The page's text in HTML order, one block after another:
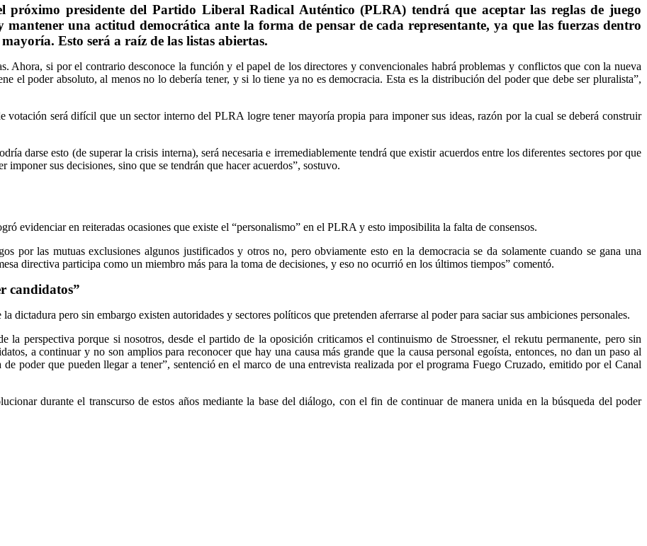
próximo presidente del Partido Liberal Radical Auténtico (PLRA) tendrá que aceptar las reglas de juego
una actitud democrática ante la forma de pensar de cada representante, ya que las fuerzas dentro
Esto será a raíz de las listas abiertas.
Ahora, si por el contrario desconoce la función y el papel de los directores y convencionales habrá problemas y conflictos que con la nueva
el poder absoluto, al menos no lo debería tener, y si lo tiene ya no es democracia. Esta es la distribución del poder que debe ser pluralista”,
será difícil que un sector interno del PLRA logre tener mayoría propia para imponer sus ideas, razón por la cual se deberá construir
darse esto (de superar la crisis interna), será necesaria e irremediablemente tendrá que existir acuerdos entre los diferentes sectores por que
sus decisiones, sino que se tendrán que hacer acuerdos”, sostuvo.
evidenciar en reiteradas ocasiones que existe el “personalismo” en el PLRA y esto imposibilita la falta de consensos.
por las mutuas exclusiones algunos justificados y otros no, pero obviamente esto en la democracia se da solamente cuando se gana una
directiva participa como un miembro más para la toma de decisiones, y eso no ocurrió en los últimos tiempos” comentó.
candidatos”
dictadura pero sin embargo existen autoridades y sectores políticos que pretenden aferrarse al poder para saciar sus ambiciones personales.
perspectiva porque si nosotros, desde el partido de la oposición criticamos el continuismo de Stroessner, el rekutu permanente, pero sin
a continuar y no son amplios para reconocer que hay una causa más grande que la causa personal egoísta, entonces, no dan un paso al
poder que pueden llegar a tener”, sentenció en el marco de una entrevista realizada por el programa Fuego Cruzado, emitido por el Canal
durante el transcurso de estos años mediante la base del diálogo, con el fin de continuar de manera unida en la búsqueda del poder